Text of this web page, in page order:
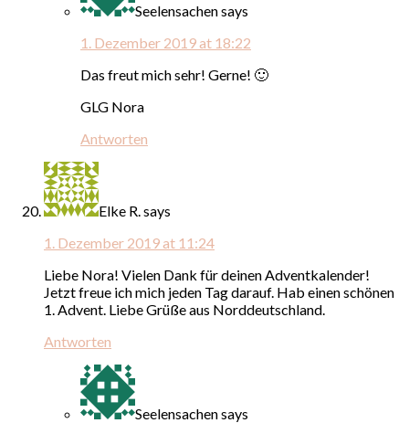
Seelensachensays
1. Dezember 2019 at 18:22
Das freut mich sehr! Gerne! 🙂
GLG Nora
Antworten
Elke R. says
1. Dezember 2019 at 11:24
Liebe Nora! Vielen Dank für deinen Adventkalender!
Jetzt freue ich mich jeden Tag darauf. Hab einen schönen
1. Advent. Liebe Grüße aus Norddeutschland.
Antworten
Seelensachensays